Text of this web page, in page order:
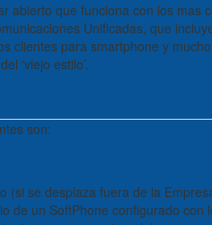
abierto que funciona con los mas
Unificadas, que
clientes para smartphone y
‘viejo estilo’.
son:
(si se desplaza fuera de la
de un SoftPhone configurado con